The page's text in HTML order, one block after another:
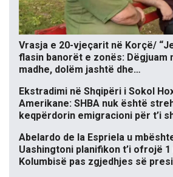
Vrasja e 20-vjeçarit në Korçë/
flasin banorët e zonës: Dëgjuam
madhe, dolëm jashtë dhe…
Ekstradimi në Shqipëri i Sokol
Amerikane: SHBA nuk është
keqpërdorin emigracioni për t’i
Abelardo de la Espriela u
Uashingtoni planifikon t’i ofrojë
Kolumbisë pas zgjedhjes së